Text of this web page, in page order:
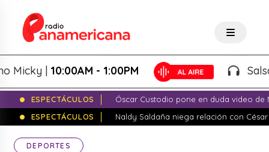
|10:00AM - 1:00PM Salsa de
ESPECTÁCULOS
Óscar Custodio pone en duda video de
ESPECTÁCULOS
Naldy Saldaña niega relación con
DEPORTES